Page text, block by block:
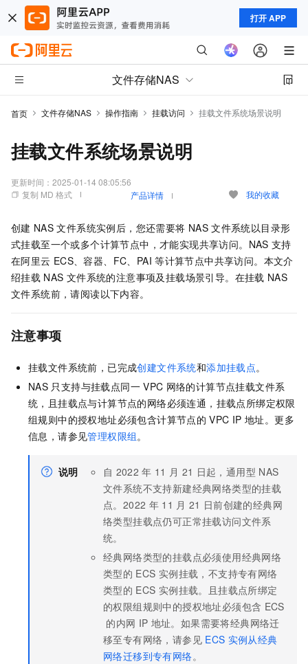
打开 APP
文件存储NAS
首页 文件存储NAS 操作指南 挂载访问 挂载文件系统场景说明
挂载文件系统场景说明
更新时间： 2025-01-14 08:05:56
复制 MD 格式
产品详情 我的收藏
创建 NAS 文件系统实例后，您还需要将 NAS 文件系统以目录形
式挂载至一个或多个计算节点中，才能实现共享访问。NAS 支持
在阿里云 ECS、容器、FC、PAI 等计算节点中共享访问。本文介
绍挂载 NAS 文件系统的注意事项及挂载场景引导。在挂载 NAS
文件系统前，请阅读以下内容。
注意事项
挂载文件系统前，已完成创建文件系统和添加挂载点。
NAS 只支持与挂载点同一 VPC 网络的计算节点挂载文件系
统，且挂载点与计算节点的网络必须连通，挂载点所绑定权限
组规则中的授权地址必须包含计算节点的 VPC IP 地址。更多
信息，请参见管理权限组。
说明 自 2022 年 11 月 21 日起，通用型 NAS
文件系统不支持新建经典网络类型的挂载
点。2022 年 11 月 21 日前创建的经典网
络类型挂载点仍可正常挂载访问文件系
统。
经典网络类型的挂载点必须使用经典网络
类型的 ECS 实例挂载，不支持专有网络
类型的 ECS 实例挂载。且挂载点所绑定
的权限组规则中的授权地址必须包含 ECS
的内网 IP 地址。如果需要将经典网络迁
移至专有网络，请参见 ECS 实例从经典
网络迁移到专有网络。